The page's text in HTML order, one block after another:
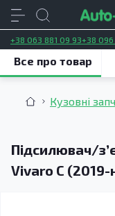
+38 063 881 09 93+38
Кузовні
Підсилювач/
Vivaro C (2019-
Все про товар